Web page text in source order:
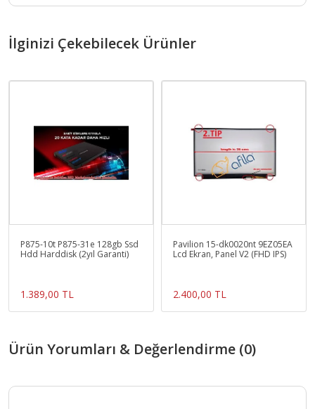
İlginizi Çekebilecek Ürünler
P875-10t P875-31e 128gb Ssd
Hdd Harddisk (2yıl Garanti)
1.389,00 TL
Pavilion 15-dk0020nt 9EZ05EA
Lcd Ekran, Panel V2 (FHD IPS)
2.400,00 TL
Ürün Yorumları & Değerlendirme (0)